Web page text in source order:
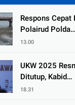
Respons Cepat
Polairud Polda
Jatim
Lumpur di
Kenjeran
13.00
UKW 2025
Ditutup, Kabid
Humas PMJ:
18.31